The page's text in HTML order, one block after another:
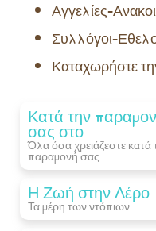
Αγγελίες-
Συλλόγοι-
Καταχωρήστε
Κατά την
σας στο
Όλα όσα χρειάζεστε κατά
παραμονή σας​
Η Ζωή στην Λέρο
Τα μέρη των ντόπιων